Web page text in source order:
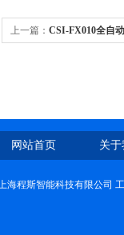
上一篇： CSI-FX010全自
网站首页 关
海程斯智能科技有限公司